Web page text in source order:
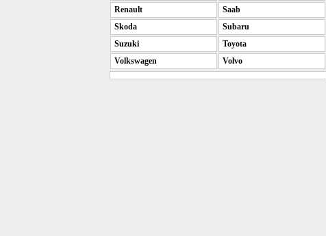
Renault
Saab
Skoda
Subaru
Suzuki
Toyota
Volkswagen
Volvo